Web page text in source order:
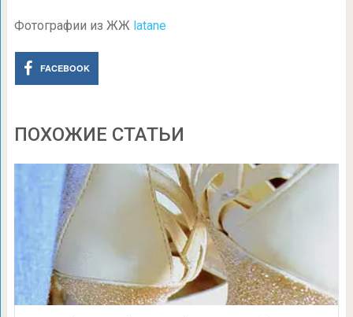
Фотографии из ЖЖ latane
FACEBOOK
ПОХОЖИЕ СТАТЬИ